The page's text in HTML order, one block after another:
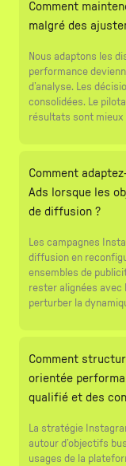
Comment
malgré des
Nous adaptons les
performance
d’analyse. Les
consolidées. Le
résultats sont
Comment
Ads lorsque les
de diffusion ?
Les campagnes
diffusion en
ensembles de
rester alignées avec
perturber la
Comment
orientée
qualifié et des
La stratégie
autour d’objectifs
usages de la